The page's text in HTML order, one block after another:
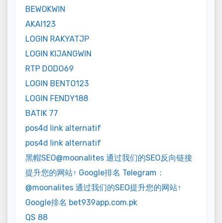
BEWOKWIN
AKAI123
LOGIN RAKYATJP
LOGIN KIJANGWIN
RTP DODO69
LOGIN BENTO123
LOGIN FENDY188
BATIK 77
pos4d link alternatif
pos4d link alternatif
黑帽SEO@moonalites 通过我们的SEO反向链接
提升您的网站↑ Google排名 Telegram：
@moonalites 通过我们的SEO提升您的网站↑
Google排名 bet939app.com.pk
QS 88